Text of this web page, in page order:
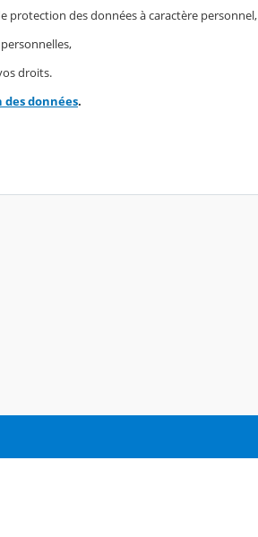
protection des données à caractère personnel,
droits.
données.